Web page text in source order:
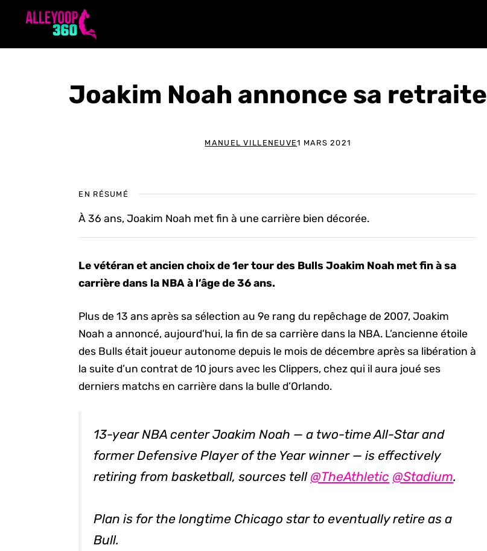
Joakim Noah annonce sa retraite
MANUEL VILLENEUVE1 MARS 2021
EN RÉSUMÉ
À 36 ans, Joakim Noah met fin à une carrière bien décorée.
Le vétéran et ancien choix de 1er tour des Bulls Joakim Noah met fin à sa
carrière dans la NBA à l’âge de 36 ans.
Plus de 13 ans après sa sélection au 9e rang du repêchage de 2007, Joakim
Noah a annoncé, aujourd’hui, la fin de sa carrière dans la NBA. L’ancienne étoile
des Bulls était joueur autonome depuis le mois de décembre après sa libération à
la suite d’un contrat de 10 jours avec les Clippers, chez qui il aura joué ses
derniers matchs en carrière dans la bulle d’Orlando.
13-year NBA center Joakim Noah — a two-time All-Star and
former Defensive Player of the Year winner — is effectively
retiring from basketball, sources tell @TheAthletic @Stadium.
Plan is for the longtime Chicago star to eventually retire as a
Bull.